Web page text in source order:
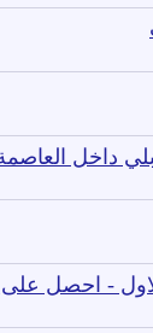
داخل العاصمة
- احصل على مظلات